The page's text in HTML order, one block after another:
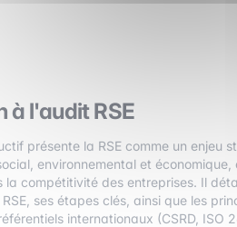
à l'audit RSE
présente la RSE comme un enjeu
environnemental et économique,
la compétitivité des entreprises. Il
ses étapes clés, ainsi que les
internationaux (CSRD, ISO